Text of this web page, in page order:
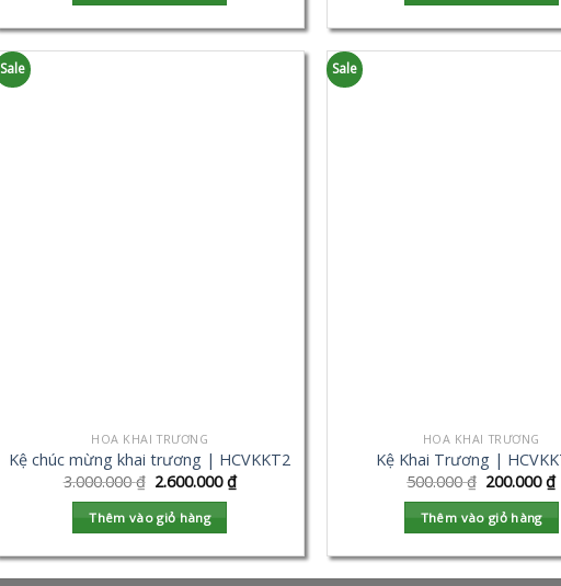
Sale
HOA KHAI TRƯƠNG
Kệ chúc mừng khai trương | HCVKKT2
3.000.000₫ 2.600.000₫
Thêm vào giỏ hàng
Sale
HOA KHAI TRƯƠNG
Kệ Khai Trương |
500.000₫ 200.000₫
Thêm vào giỏ hàng